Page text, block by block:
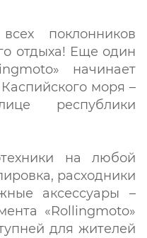
поклонников
отдыха! Еще один
начинает
моря –
республики
на любой
расходники
аксессуары –
«Rollingmoto»
для жителей